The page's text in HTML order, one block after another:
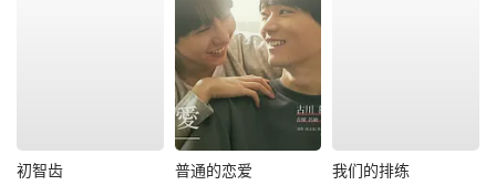
初智齿 普通的恋爱 我们的排练